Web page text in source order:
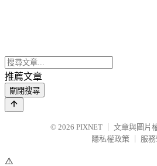
推薦文章
關閉搜尋
© 2026 PIXNET
文章與圖片
隱私權政策
服
⚠️